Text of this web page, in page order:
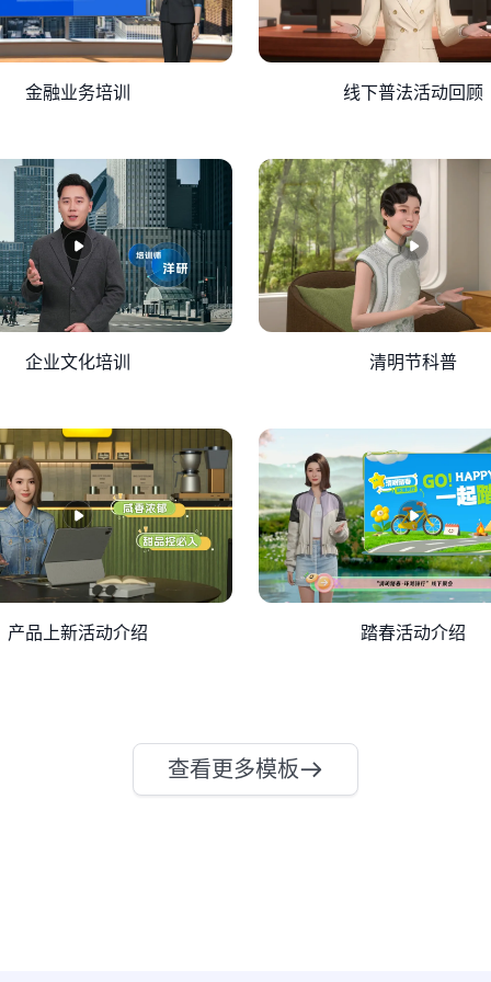
金融业务培训 线下普法活动回顾
企业文化培训 清明节科普
产品上新活动介绍 踏春活动介绍
查看更多模板